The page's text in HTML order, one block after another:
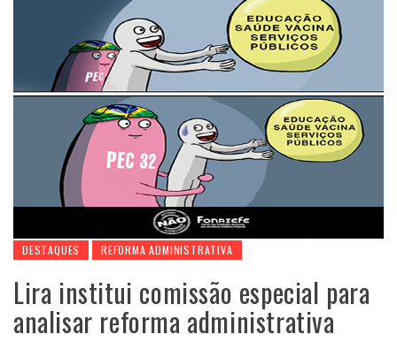
DESTAQUES REFORMA ADMINISTRATIVA
Lira institui comissão especial para
analisar reforma administrativa